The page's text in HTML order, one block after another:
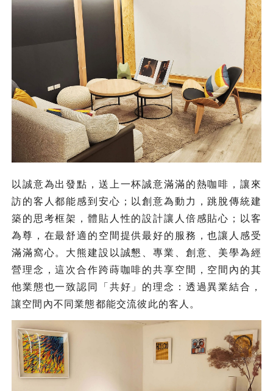
以誠意為出發點，送上一杯誠意滿滿的熱咖啡，讓來
訪的客人都能感到安心；以創意為動力，跳脫傳統建
築的思考框架，體貼人性的設計讓人倍感貼心；以客
為尊，在最舒適的空間提供最好的服務，也讓人感受
滿滿窩心。大熊建設以誠懇、專業、創意、美學為經
營理念，這次合作跨蒔咖啡的共享空間，空間內的其
他業態也一致認同「共好」的理念：透過異業結合，
讓空間內不同業態都能交流彼此的客人。